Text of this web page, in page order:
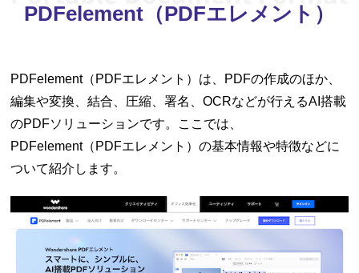
PDFelement（PDFエレメント）
PDFelement（PDFエレメント）は、PDFの作成のほか、
編集や変換、結合、圧縮、署名、OCRなどが行えるAI搭載
のPDFソリューションです。ここでは、
PDFelement（PDFエレメント）の基本情報や特徴などに
ついて紹介します。